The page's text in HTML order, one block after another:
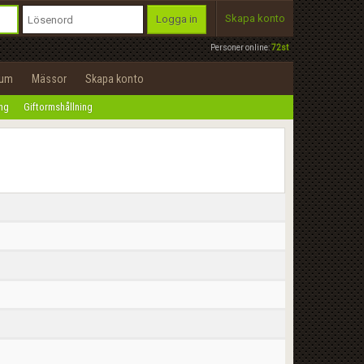
Personer online:72st
Logga in Skapa konto
Mässor Skapa konto
Giftormshållning